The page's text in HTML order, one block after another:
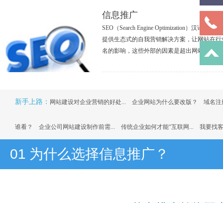
信息推广
SEO（Search Engine Optimization）汉译为
提供生态式的自我营销解决方案，让网站在
名的影响，这些外部的因素是超出网站的控
新手上路： 网站建设对企业营销的好处... 企业网站为什么要改版？ 域名注
谁看？ 企业公司网站建设制作前需... 传统企业如何才能“互联网... 我要找
01 为什么选择信息推广？